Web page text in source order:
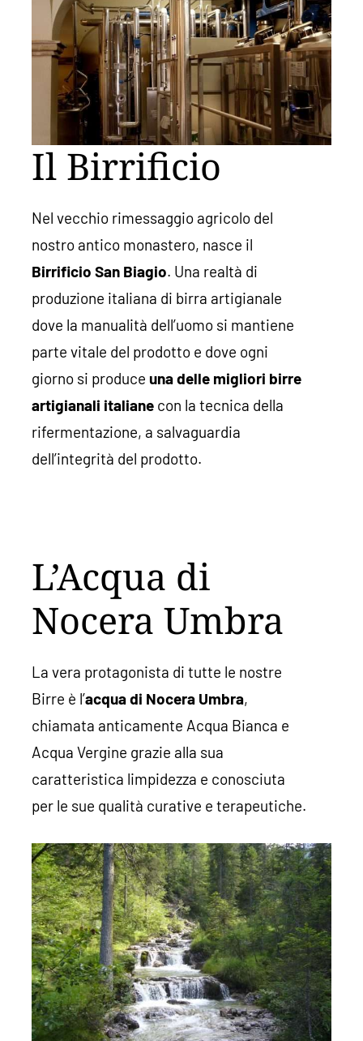
Il Birrificio
Nel vecchio rimessaggio agricolo del
nostro antico monastero, nasce il
Birrificio San Biagio. Una realtà di
produzione italiana di birra artigianale
dove la manualità dell’uomo si mantiene
parte vitale del prodotto e dove ogni
giorno si produce una delle migliori birre
artigianali italianecon la tecnica della
rifermentazione, a salvaguardia
dell’integrità del prodotto.
L’Acqua di
Nocera Umbra
La vera protagonista di tutte le nostre
Birre è l’acqua di Nocera Umbra,
chiamata anticamente Acqua Bianca e
Acqua Vergine grazie alla sua
caratteristica limpidezza e conosciuta
per le sue qualità curative e terapeutiche.